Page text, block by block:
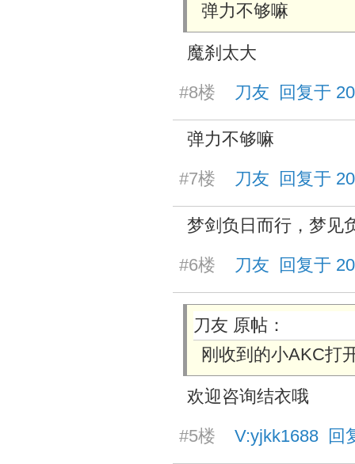
弹力不够嘛
魔刹太大
#8楼 刀友 回复于
弹力不够嘛
#7楼 刀友 回复于
梦剑负日而行，梦见
#6楼 刀友 回复于
刀友 原帖：
刚收到的小AKC打
欢迎咨询结衣哦
#5楼 V:yjkk1688 回